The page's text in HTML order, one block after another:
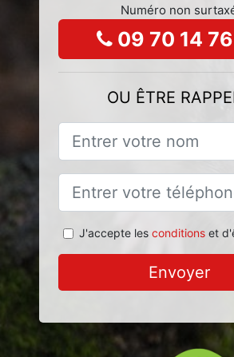
Numéro non
09 70 14
OU ÊTRE
J'accepte les conditionset
Envoyer